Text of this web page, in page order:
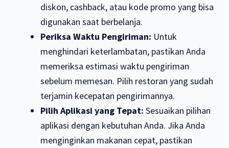
diskon, cashback, atau kode promo yang bisa
digunakan saat berbelanja.
Periksa Waktu Pengiriman: Untuk
menghindari keterlambatan, pastikan Anda
memeriksa estimasi waktu pengiriman
sebelum memesan. Pilih restoran yang sudah
terjamin kecepatan pengirimannya.
Pilih Aplikasi yang Tepat: Sesuaikan pilihan
aplikasi dengan kebutuhan Anda. Jika Anda
menginginkan makanan cepat, pastikan